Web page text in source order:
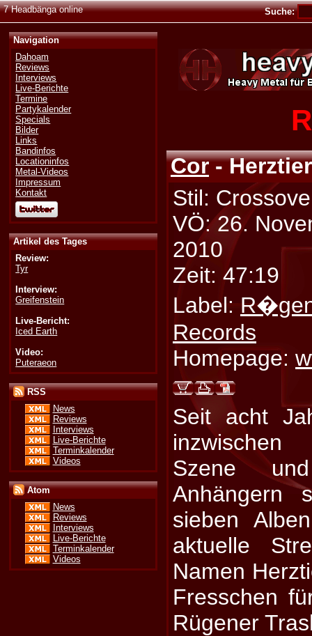
7 Headbänga online Suche:
Navigation
Dahoam
Reviews
Interviews
Live-Berichte
Termine
Partykalender
Specials
Bilder
Links
Bandinfos
Locationinfos
Metal-Videos
Impressum
Kontakt
Artikel des Tages
Review:
Tyr
Interview:
Greifenstein
Live-Bericht:
Iced Earth
Video:
Puteraeon
RSS
News
Reviews
Interviews
Live-Berichte
Terminkalender
Videos
Atom
News
Reviews
Interviews
Live-Berichte
Terminkalender
Videos
Cor- Herztier
Stil:
VÖ: 26.
2010
Zeit: 47:19
Label:
Records
Homepage:
Seit acht
Szene
Anhängern
sieben
aktuelle
Namen
Fresschen
Rügener